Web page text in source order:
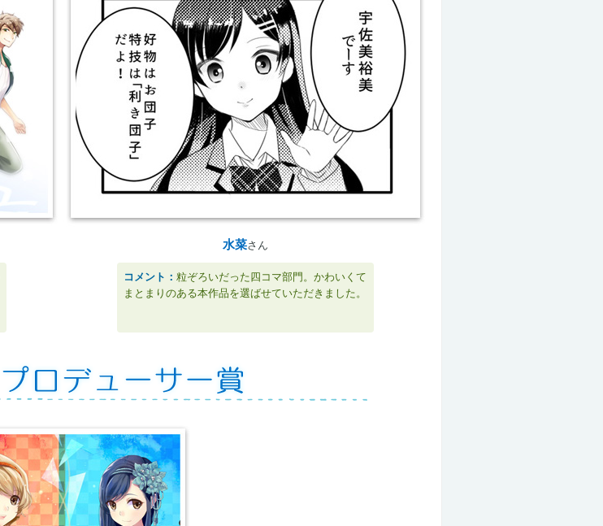
水菜さん
コメント： 粒ぞろいだった四コマ部門。かわいくて
まとまりのある本作品を選ばせていただきました。